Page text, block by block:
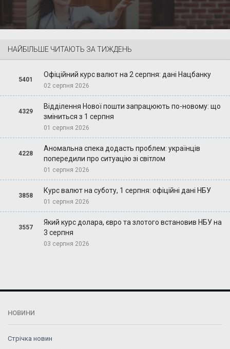
НАЙБІЛЬШЕ ЧИТАЮТЬ ЗА ТИЖДЕНЬ
5401
Офіційний курс валют на 2 серпня: дані Нацбанку
02 серпня 2026
4329
Відділення Нової пошти запрацюють по-новому: що
зміниться з 1 серпня
01 серпня 2026
4228
Аномальна спека додасть проблем: українців
попередили про ситуацію зі світлом
01 серпня 2026
3858
Курс валют на суботу, 1 серпня: офіційні дані НБУ
01 серпня 2026
3557
Який курс долара, євро та злотого встановив НБУ на
3 серпня
03 серпня 2026
НОВИНИ
Стрічка новин